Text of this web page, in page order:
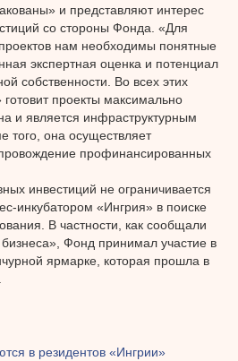
и представляют интерес
со стороны Фонда. «Для
нам необходимы понятные
экспертная оценка и потенциал
собственности. Во всех этих
проекты максимально
и является инфраструктурным
того, она осуществляет
профинансированных
инвестиций не ограничивается
инкубатором «Ингрия» в поиске
В частности, как сообщали
Фонд принимал участие в
ярмарке, которая прошла в
в резидентов «Ингрии»